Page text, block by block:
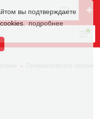
вы подтверждаете
подробнее
Пневматическое оружие